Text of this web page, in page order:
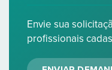
Envie sua
profissionais